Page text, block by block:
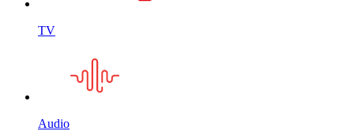
TV
Audio